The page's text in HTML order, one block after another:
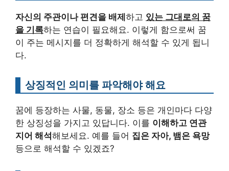
자신의 주관이나 편견을 배제 하고 있는 그대로의 꿈
을 기록하는 연습이 필요해요. 이렇게 함으로써 꿈
이 주는 메시지를 더 정확하게 해석할 수 있게 됩니
다.
상징적인 의미를 파악해야 해요
꿈에 등장하는 사물, 동물, 장소 등은 개인마다 다양
한 상징성을 가지고 있답니다. 이를 이해하고 연관
지어 해석해보세요. 예를 들어 집은 자아, 뱀은 욕망
등으로 해석할 수 있겠죠?